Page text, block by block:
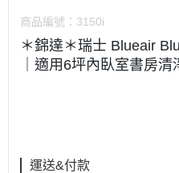
商品編號： 3150i
＊錦達＊瑞士 Blueair
｜適用6坪內臥室書房清
運送&付款